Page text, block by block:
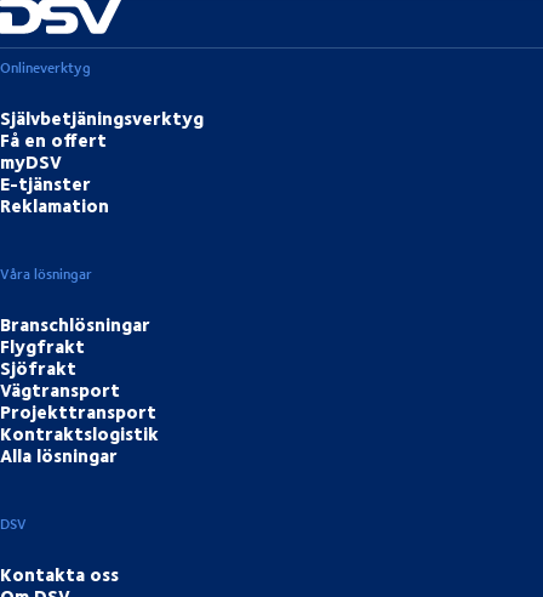
Onlineverktyg
Självbetjäningsverktyg
Få en offert
myDSV
E-tjänster
Reklamation
Våra lösningar
Branschlösningar
Flygfrakt
Sjöfrakt
Vägtransport
Projekttransport
Kontraktslogistik
Alla lösningar
DSV
Kontakta oss